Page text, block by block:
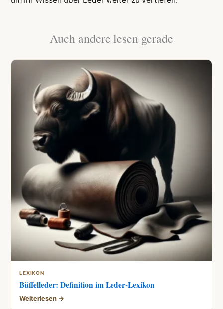
Auch andere lesen gerade
LEXIKON
Büffelleder: Definition im Leder-Lexikon
Weiterlesen →